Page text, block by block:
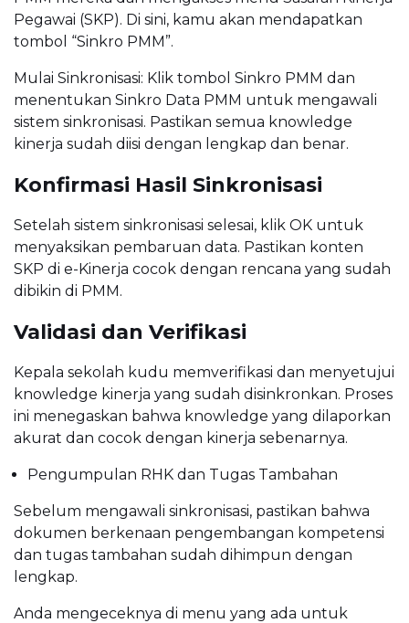
Pegawai (SKP). Di sini, kamu akan mendapatkan
tombol “Sinkro PMM”.
Mulai Sinkronisasi: Klik tombol Sinkro PMM dan
menentukan Sinkro Data PMM untuk mengawali
sistem sinkronisasi. Pastikan semua knowledge
kinerja sudah diisi dengan lengkap dan benar.
Konfirmasi Hasil Sinkronisasi
Setelah sistem sinkronisasi selesai, klik OK untuk
menyaksikan pembaruan data. Pastikan konten
SKP di e-Kinerja cocok dengan rencana yang sudah
dibikin di PMM.
Validasi dan Verifikasi
Kepala sekolah kudu memverifikasi dan menyetujui
knowledge kinerja yang sudah disinkronkan. Proses
ini menegaskan bahwa knowledge yang dilaporkan
akurat dan cocok dengan kinerja sebenarnya.
Pengumpulan RHK dan Tugas Tambahan
Sebelum mengawali sinkronisasi, pastikan bahwa
dokumen berkenaan pengembangan kompetensi
dan tugas tambahan sudah dihimpun dengan
lengkap.
Anda mengeceknya di menu yang ada untuk